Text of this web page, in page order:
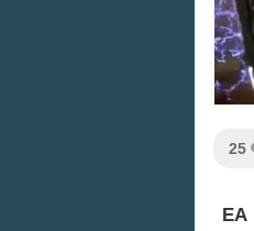
25
EA